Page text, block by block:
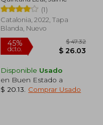
(1)
Catalonia, 2022, Tapa
Blanda, Nuevo
Disponible Usado
en Buen Estado a
$ 20.13
Comprar Usado